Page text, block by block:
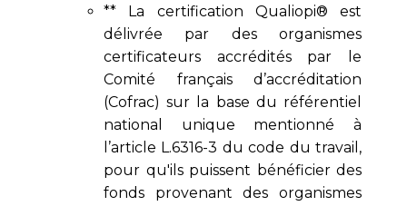
** La certification Qualiopi® est
délivrée par des organismes
certificateurs accrédités par le
Comité français d’accréditation
(Cofrac) sur la base du référentiel
national unique mentionné à
l’article L.6316-3 du code du travail,
pour qu'ils puissent bénéficier des
fonds provenant des organismes